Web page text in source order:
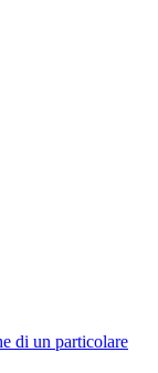
di un particolare